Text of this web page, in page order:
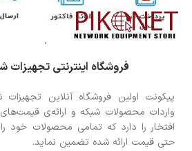
فروشگاه اینترنتی تجهیزات
پیکونت اولین فروشگاه آنلاین
واردات محصولات شبکه و ارائه‌ی
افتخار را دارد که تمامی محصولات خود
حتی قیمت ارائه شده تضمین نماید.